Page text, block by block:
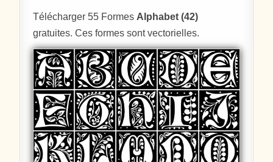
Télécharger 55 Formes Alphabet (42)
gratuites. Ces formes sont vectorielles.